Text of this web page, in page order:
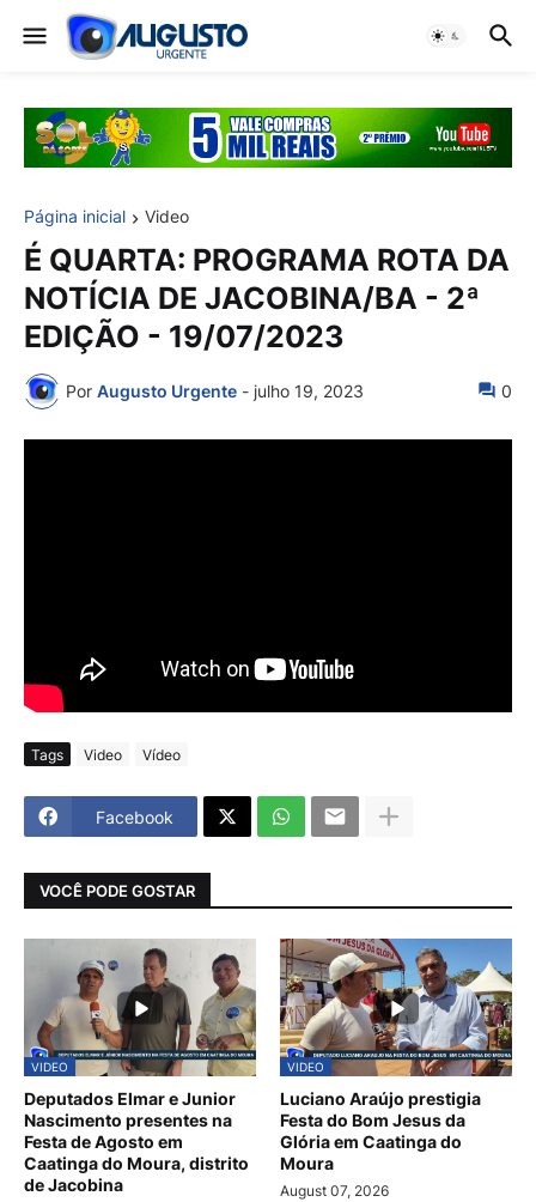
Página inicial Video
É QUARTA: PROGRAMA ROTA DA
NOTÍCIA DE JACOBINA/BA - 2ª
EDIÇÃO - 19/07/2023
Por Augusto Urgente - julho 19, 2023 0
Tags Video Vídeo
Facebook
VOCÊ PODE GOSTAR
VIDEO
Deputados Elmar e Junior
Nascimento presentes na
Festa de Agosto em
Caatinga do Moura, distrito
de Jacobina
VIDEO
Luciano Araújo prestigia
Festa do Bom Jesus da
Glória em Caatinga do
Moura
August 07, 2026